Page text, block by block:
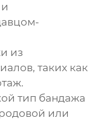
из
таких как
тип бандажа
или